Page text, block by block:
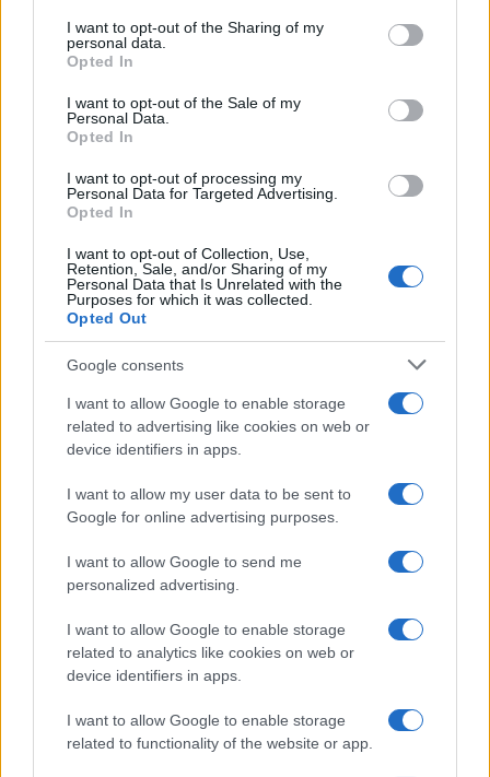
not limited to your visit or usage behaviour. You may click to
grant or deny consent to Google and its third-party tags to
use your data for below specified purposes in below Google
consent section.
I want to opt-out of the Sharing of my
personal data.
Opted In
I want to opt-out of the Sale of my
Personal Data.
Opted In
I want to opt-out of processing my
Personal Data for Targeted Advertising.
Opted In
I want to opt-out of Collection, Use,
Retention, Sale, and/or Sharing of my
Personal Data that Is Unrelated with the
Purposes for which it was collected.
Opted Out
Google consents
I want to allow Google to enable storage
related to advertising like cookies on web or
device identifiers in apps.
I want to allow my user data to be sent to
Google for online advertising purposes.
I want to allow Google to send me
personalized advertising.
I want to allow Google to enable storage
related to analytics like cookies on web or
device identifiers in apps.
I want to allow Google to enable storage
related to functionality of the website or app.
Entra nel canale telegram di
GalluraOggi.it
Ricevi le nostre ultime news
daGoogle News
F
ce
o
o
k
T
it
te
r
Pi
te
re
st
W
at
s
A
p
p
S
a
re
Articolo precedente
NOTIZIE RECENTI
reading su Atzeni